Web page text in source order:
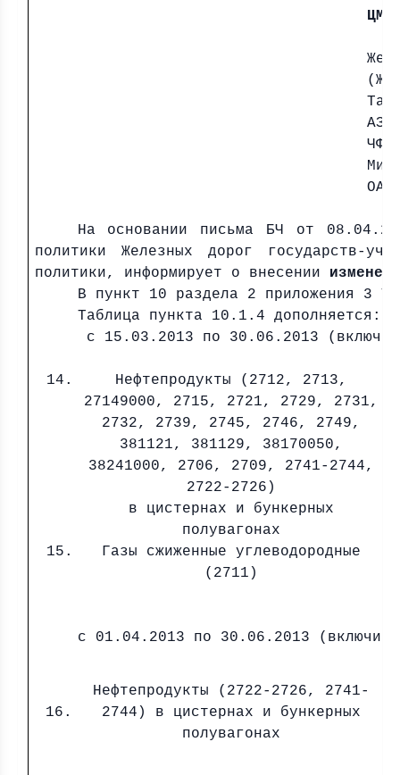
АЗ,
ОАО
На основании письма БЧ от
политики Железных дорог государств-
политики, информирует о внесении
В пункт 10 раздела 2 приложения 3
Таблица пункта 10.1.4 дополняется:
с 15.03.2013 по 30.06.2013
14.
Нефтепродукты (2712, 2713,
27149000, 2715, 2721, 2729, 2731,
2732, 2739, 2745, 2746, 2749,
381121, 381129, 38170050,
38241000, 2706, 2709, 2741-2744,
2722-2726)
в цистернах и бункерных
полувагонах
15.
Газы сжиженные углеводородные
(2711)
с 01.04.2013 по 30.06.2013
16.
Нефтепродукты (2722-2726, 2741-
2744) в цистернах и бункерных
полувагонах